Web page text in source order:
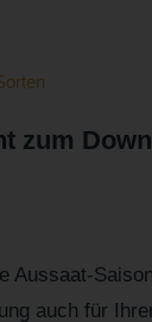
zum
Aussaat-
auch für